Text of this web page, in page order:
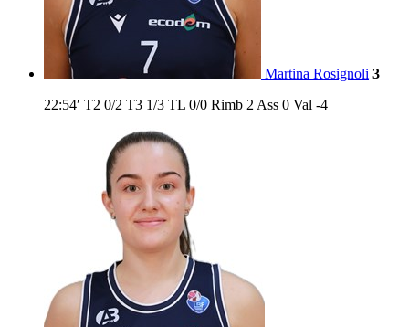
Martina Rosignoli 3
22:54′ T2 0/2 T3 1/3 TL 0/0 Rimb 2 Ass 0 Val -4